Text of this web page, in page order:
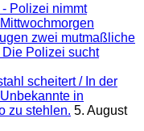
Polizei nimmt
zwei mutmaßliche
Polizei sucht
scheitert / In der
in
zu stehlen. 5. August